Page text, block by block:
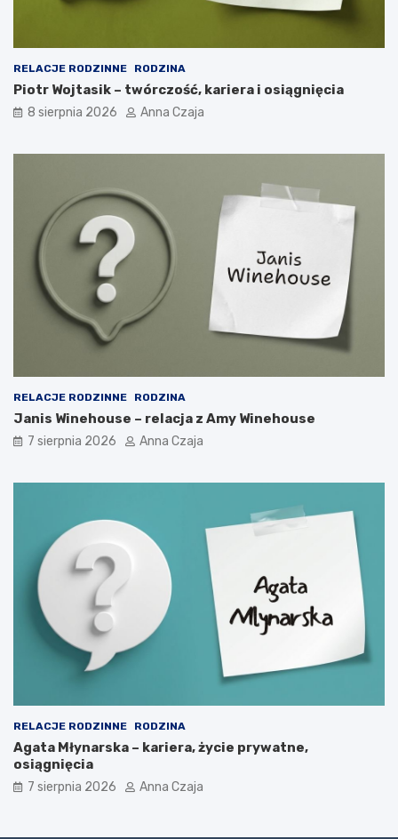
RELACJE RODZINNE RODZINA
Piotr Wojtasik – twórczość, kariera i osiągnięcia
8 sierpnia 2026 Anna Czaja
RELACJE RODZINNE RODZINA
Janis Winehouse – relacja z Amy Winehouse
7 sierpnia 2026 Anna Czaja
RELACJE RODZINNE RODZINA
Agata Młynarska – kariera, życie prywatne,
osiągnięcia
7 sierpnia 2026 Anna Czaja